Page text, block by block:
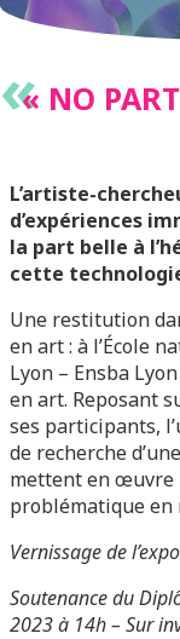
«« NO
L’artiste-
d’expériences
la part belle à
cette
Une restitution
en art : à l’École
Lyon – Ensba
en art. Reposant
ses participants,
de recherche
mettent en œuvre
problématique en
Vernissage de
Soutenance du
2023 à 14h – Sur